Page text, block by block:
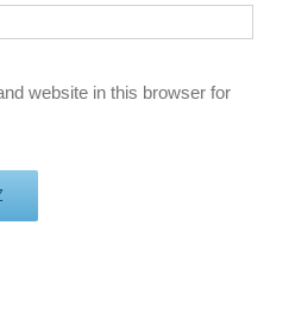
website in this browser for